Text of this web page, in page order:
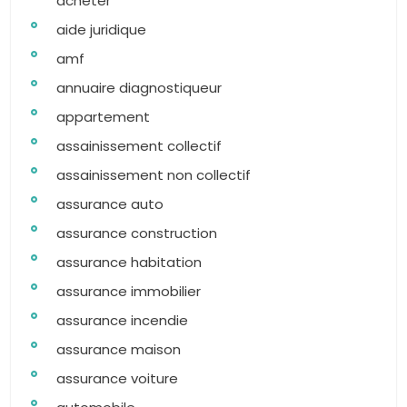
aide juridique
amf
annuaire diagnostiqueur
appartement
assainissement collectif
assainissement non collectif
assurance auto
assurance construction
assurance habitation
assurance immobilier
assurance incendie
assurance maison
assurance voiture